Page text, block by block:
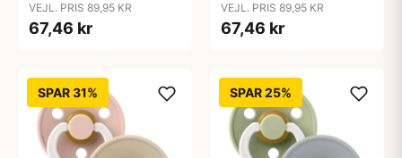
Pink/Coral
VEJL. PRIS 89,95 KR
67,46 kr
Grey/Mauve
VEJL. PRIS 89,95 KR
67,46 kr
SPAR 31% SPAR 25%